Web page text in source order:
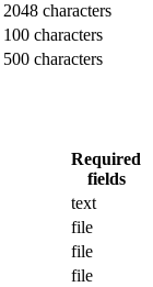
2048 characters
100 characters
500 characters
Required
fields
text
file
file
file